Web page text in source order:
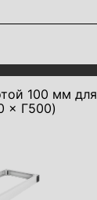
100 мм для
× Г500)